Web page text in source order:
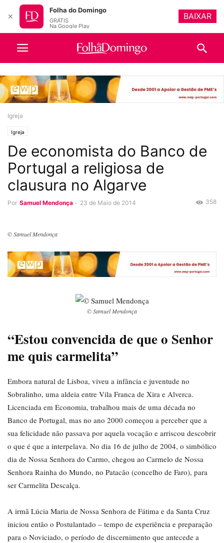
Igreja
Igreja
De economista do Banco de
Portugal a religiosa de
clausura no Algarve
Por Samuel Mendonça - 23 de Maio de 2014 358
© Samuel Mendonça
© Samuel Mendonça
“Estou convencida de que o Senhor
me quis carmelita”
Embora natural de Lisboa, viveu a infância e juventude no
Sobralinho, uma aldeia entre Vila Franca de Xira e Alverca.
Licenciada em Economia, trabalhou mais de uma década no
Banco de Portugal, mas no ano 2000 começou a perceber que a
sua felicidade não passava por aquela vocação e arriscou descobrir
o que é que a interpelava. No dia 16 de julho de 2004, o simbólico
dia de Nossa Senhora do Carmo, chegou ao Carmelo de Nossa
Senhora Rainha do Mundo, no Patacão (concelho de Faro), para
ser Carmelita Descalça.
A irmã Lúcia Maria de Nossa Senhora de Fátima e da Santa Cruz
iniciou então o Postulantado – tempo de experiência e preparação
para o Noviciado, o período de discernimento que antecede a
✕
Folha do Domingo
GRÁTIS
Na Google Play
BAIXAR